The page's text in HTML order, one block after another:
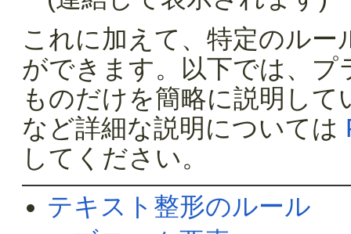
これに加えて、特定のル
ができます。以下では、
ものだけを簡略に説明し
など詳細な説明については
してください。
テキスト整形のルール